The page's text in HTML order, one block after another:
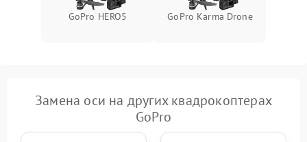
GoPro HERO5 GoPro Karma Drone
Замена оси на других квадрокоптерах
GoPro